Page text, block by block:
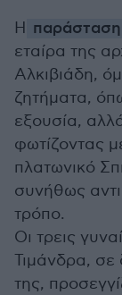
Η παράσταση
εταίρα της
Αλκιβιάδη,
ζητήματα,
εξουσία,
φωτίζοντας
πλατωνικό
συνήθως
τρόπο.
Οι τρεις
Τιμάνδρα, σε
της,